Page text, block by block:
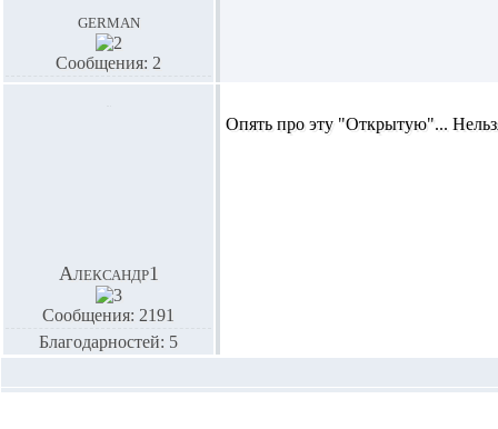
german
Сообщения: 2
Александр1
Сообщения: 2191
Благодарностей: 5
Опять про эту "Открытую"...